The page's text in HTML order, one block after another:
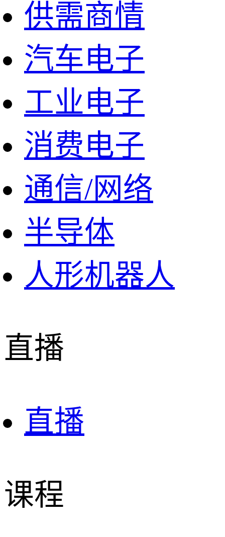
供需商情
汽车电子
工业电子
消费电子
通信/网络
半导体
人形机器人
直播
直播
课程